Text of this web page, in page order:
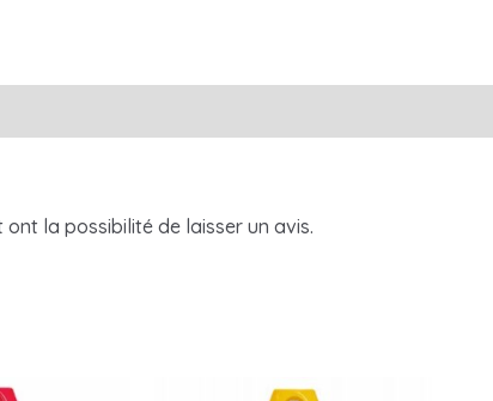
la possibilité de laisser un avis.